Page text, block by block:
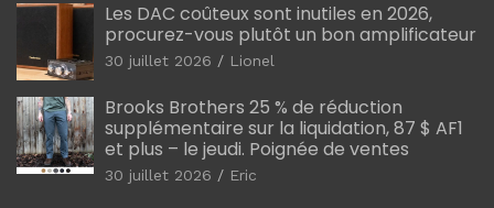
Les DAC coûteux sont inutiles en 2026,
procurez-vous plutôt un bon amplificateur
30 juillet 2026 Lionel
Brooks Brothers 25 % de réduction
supplémentaire sur la liquidation, 87 $ AF1
et plus – le jeudi. Poignée de ventes
30 juillet 2026 Eric